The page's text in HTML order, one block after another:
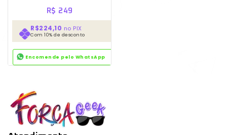
[Banpresto]
R$ 249
R$224,10 no PIX
Com 10% de desconto
Encomende pelo WhatsApp